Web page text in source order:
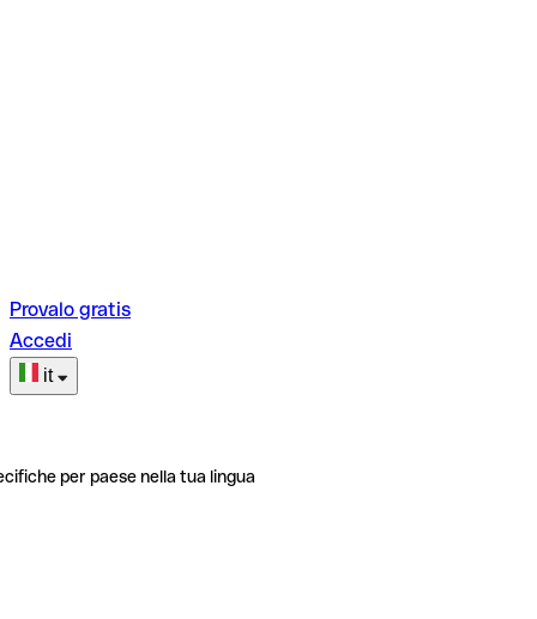
Provalo gratis
Accedi
it
per paese nella tua lingua